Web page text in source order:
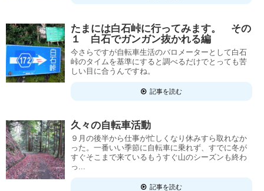
たまには白石峠に行ってみます。 その
１ 白石でガンガン抜かれる編
今さらですが自転車生活のバロメーターとして白石
峠のタイムを基準にすると調べるだけでとっても苦
しい目に合うんですね。
記事を読む
久々の自転車活動
９月の後半から仕事が忙しくなり休みすら取れなか
った。一番いい季節に自転車に乗れず、すでに冬が
すぐそこまで来ているもうすぐ山のシーズンも終わ
っ...
記事を読む